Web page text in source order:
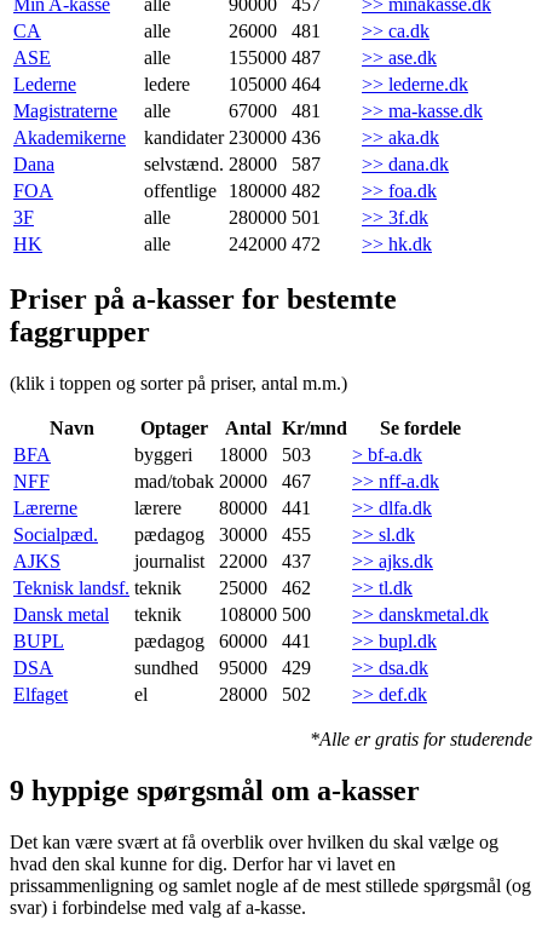
CA
alle 26000 481
>> ca.dk
ASE
alle 155000 487
>> ase.dk
Lederne
ledere 105000 464
>> lederne.dk
Magistraterne
alle 67000 481
>> ma-kasse.dk
Akademikerne
kandidater 230000 436
>> aka.dk
Dana
selvstænd. 28000 587
>> dana.dk
FOA
offentlige 180000 482
>> foa.dk
3F
alle 280000 501
>> 3f.dk
HK
alle 242000 472 >> hk.dk
Priser på a-kasser for bestemte
faggrupper
(klik i toppen og sorter på priser, antal m.m.)
Navn Optager Antal Kr/mnd
Se fordele
BFA
byggeri 18000 503
> bf-a.dk
NFF
mad/tobak 20000 467
>> nff-a.dk
Lærerne
lærere 80000 441
>> dlfa.dk
Socialpæd.
pædagog 30000 455
>> sl.dk
AJKS
journalist 22000 437
>> ajks.dk
Teknisk landsf. teknik 25000 462
>> tl.dk
Dansk metal
teknik 108000 500
>> danskmetal.dk
BUPL
pædagog 60000 441
>> bupl.dk
DSA
sundhed 95000 429
>> dsa.dk
Elfaget
el 28000 502 >> def.dk
*Alle er gratis for studerende
9 hyppige spørgsmål om a-kasser
Det kan være svært at få overblik over hvilken du skal vælge og
hvad den skal kunne for dig. Derfor har vi lavet en
prissammenligning og samlet nogle af de mest stillede spørgsmål (og
svar) i forbindelse med valg af a-kasse.